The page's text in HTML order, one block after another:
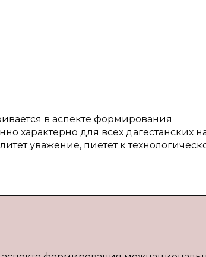
в аспекте формирования
характерно для всех дагестанских
уважение, пиетет к